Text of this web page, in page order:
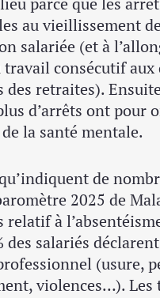
au vieillissement
salariée (et à
travail consécutif
des retraites).
d’arrêts ont pour
la santé mentale.
de
2025 de
relatif à
des salariés
(usure,
violences…). Les